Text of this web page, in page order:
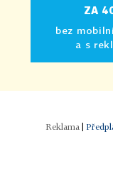
ZA
bez
a s